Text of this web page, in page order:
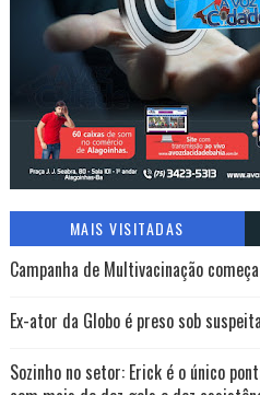
MAIS VISITADAS
Campanha de Multivacinação
Ex-ator da Globo é preso sob
Sozinho no setor: Erick é o único